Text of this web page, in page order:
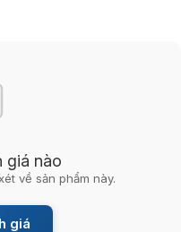
giá nào
về sản phẩm này.
giá